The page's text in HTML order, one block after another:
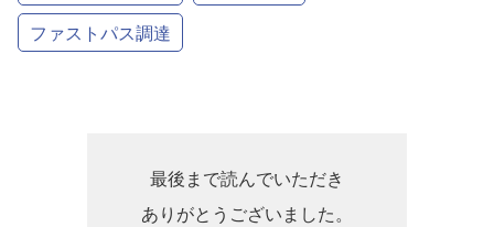
ファストパス調達
最後まで読んでいただき
ありがとうございました。